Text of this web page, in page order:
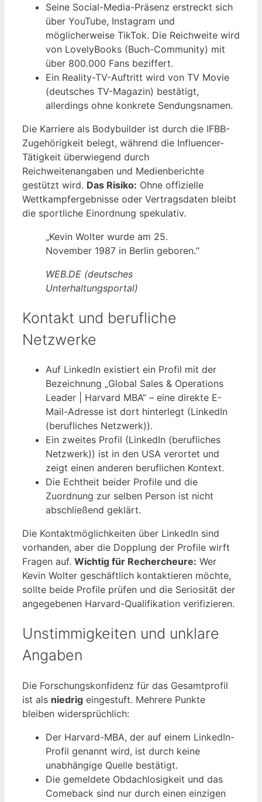
Seine Social-Media-Präsenz erstreckt sich
über YouTube, Instagram und
möglicherweise TikTok. Die Reichweite wird
von LovelyBooks (Buch-Community) mit
über 800.000 Fans beziffert.
Ein Reality-TV-Auftritt wird von TV Movie
(deutsches TV-Magazin) bestätigt,
allerdings ohne konkrete Sendungsnamen.
Die Karriere als Bodybuilder ist durch die IFBB-
Zugehörigkeit belegt, während die Influencer-
Tätigkeit überwiegend durch
Reichweitenangaben und Medienberichte
gestützt wird. Das Risiko: Ohne offizielle
Wettkampfergebnisse oder Vertragsdaten bleibt
die sportliche Einordnung spekulativ.
„Kevin Wolter wurde am 25.
November 1987 in Berlin geboren.“
WEB.DE (deutsches
Unterhaltungsportal)
Kontakt und berufliche
Netzwerke
Auf LinkedIn existiert ein Profil mit der
Bezeichnung „Global Sales & Operations
Leader | Harvard MBA“ – eine direkte E-
Mail-Adresse ist dort hinterlegt (LinkedIn
(berufliches Netzwerk)).
Ein zweites Profil (LinkedIn (berufliches
Netzwerk)) ist in den USA verortet und
zeigt einen anderen beruflichen Kontext.
Die Echtheit beider Profile und die
Zuordnung zur selben Person ist nicht
abschließend geklärt.
Die Kontaktmöglichkeiten über LinkedIn sind
vorhanden, aber die Dopplung der Profile wirft
Fragen auf. Wichtig für Rechercheure: Wer
Kevin Wolter geschäftlich kontaktieren möchte,
sollte beide Profile prüfen und die Seriosität der
angegebenen Harvard-Qualifikation verifizieren.
Unstimmigkeiten und unklare
Angaben
Die Forschungskonfidenz für das Gesamtprofil
ist als niedrig eingestuft. Mehrere Punkte
bleiben widersprüchlich:
Der Harvard-MBA, der auf einem LinkedIn-
Profil genannt wird, ist durch keine
unabhängige Quelle bestätigt.
Die gemeldete Obdachlosigkeit und das
Comeback sind nur durch einen einzigen